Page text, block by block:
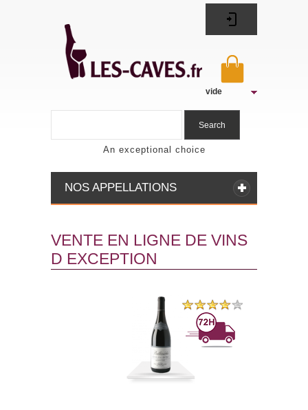
An exceptional choice
vide
NOS APPELLATIONS
Search
VENTE EN LIGNE DE VINS
D EXCEPTION